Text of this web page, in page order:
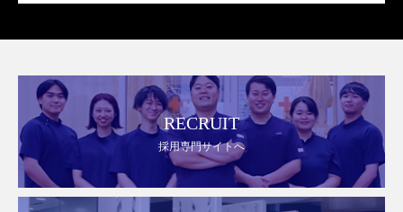
RECRUIT
採用専門サイトへ